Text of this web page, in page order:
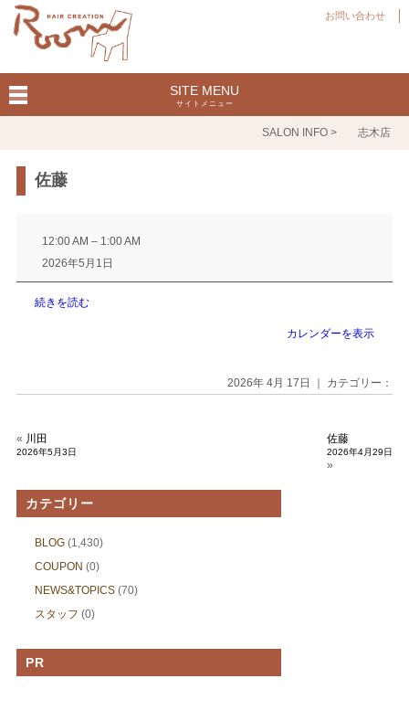
お問い合わせ
SITE MENU
サイトメニュー
SALON INFO > 志木店
佐藤
12:00 AM – 1:00 AM
2026年5月1日
続きを読む
カレンダーを表示
2026年 4月 17日 ｜ カテゴリー：
« 川田
2026年5月3日
佐藤
2026年4月29日
»
カテゴリー
BLOG(1,430)
COUPON (0)
NEWS&TOPICS(70)
スタッフ (0)
PR